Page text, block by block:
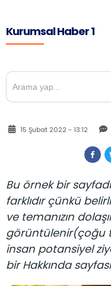
Kurumsal Haber 1
15 Şubat 2022 - 13:12
Bu örnek bir
farklıdır çünkü
ve temanızın
görüntülenir(çoğu
insan potansiyel
bir Hakkında